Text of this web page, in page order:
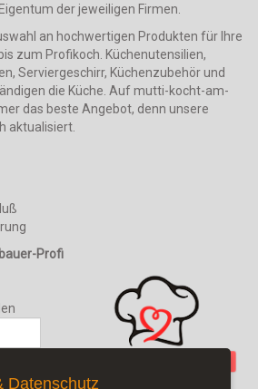
der jeweiligen Firmen.
an hochwertigen Produkten für Ihre
zum Profikoch. Küchenutensilien,
Serviergeschirr, Küchenzubehör und
die Küche. Auf mutti-kocht-am-
das beste Angebot, denn unsere
aktualisiert.
Profi
Datenschutz